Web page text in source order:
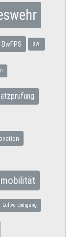
BwFPS BWI
Luftverteidigung